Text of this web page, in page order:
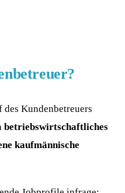
des Kundenbetreuers
betriebswirtschaftliches
kaufmännische